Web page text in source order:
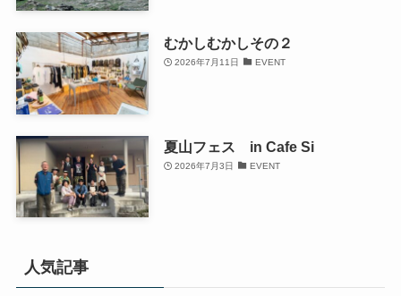
むかしむかしその２
2026年7月11日 EVENT
夏山フェス in Cafe Si
2026年7月3日 EVENT
人気記事